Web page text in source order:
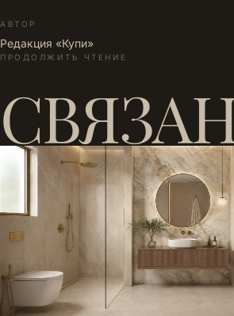
АВТОР
Редакция «Купи»
ПРОДОЛЖИТЬ ЧТЕНИЕ